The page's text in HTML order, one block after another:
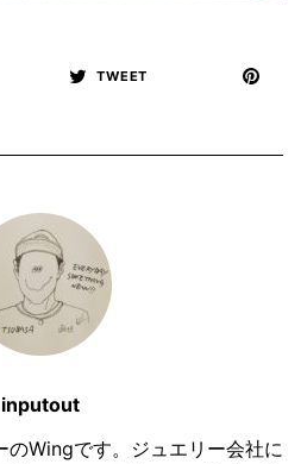
TWEET
inputout
Wingです。ジュエリー会社に